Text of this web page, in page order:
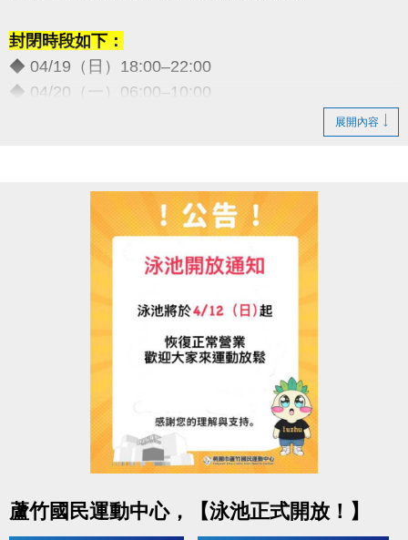
封閉時段如下：
◆ 04/19（日）18:00–22:00
◆ 04/20（一）06:00–10:00
造成不便敬請見諒，感謝您的理解與配合
-洽詢專線：03-2639066 #115、116
https://www.lzsports.com.tw/zh_TW/news/pageID/1/
-FB : 桃園市蘆竹國民運動中心
展開內容
蘆竹國民運動中心，【泳池正式開放！】